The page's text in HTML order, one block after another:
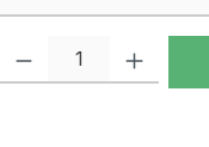
Produkt Anzahl: Gib den